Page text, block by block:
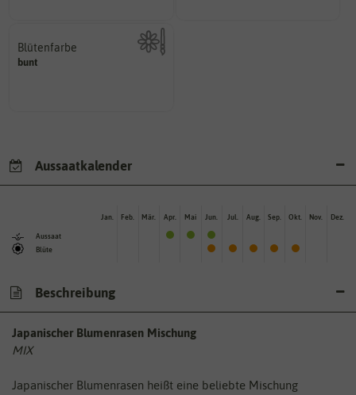
Blütenfarbe
bunt
Kann auch mehrfarbig sein.
Aussaatkalender
Aussaat
Blüte
Jan. Feb. Mär. Apr. Mai Jun. Jul. Aug. Sep. Okt. Nov. Dez.
Beschreibung
Japanischer Blumenrasen Mischung
MIX
Japanischer Blumenrasen heißt eine beliebte Mischung